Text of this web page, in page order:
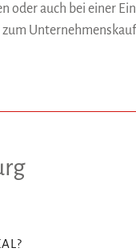
oder auch bei einer